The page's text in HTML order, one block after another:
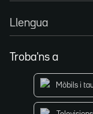
Llengua
Troba'ns a
Mòbils i